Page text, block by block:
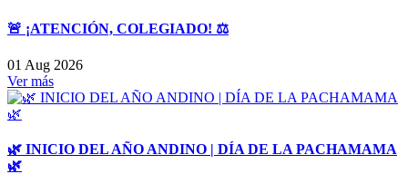
🚨 ¡ATENCIÓN, COLEGIADO! ⚖️
01 Aug 2026
Ver más
🌿 INICIO DEL AÑO ANDINO | DÍA DE LA PACHAMAMA
🌿